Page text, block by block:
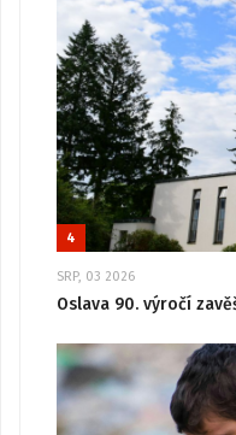
4
SRP, 03 2026
Oslava 90. výročí